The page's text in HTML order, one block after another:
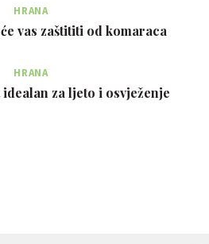
HRANA
vas zaštititi od komaraca
HRANA
za ljeto i osvježenje